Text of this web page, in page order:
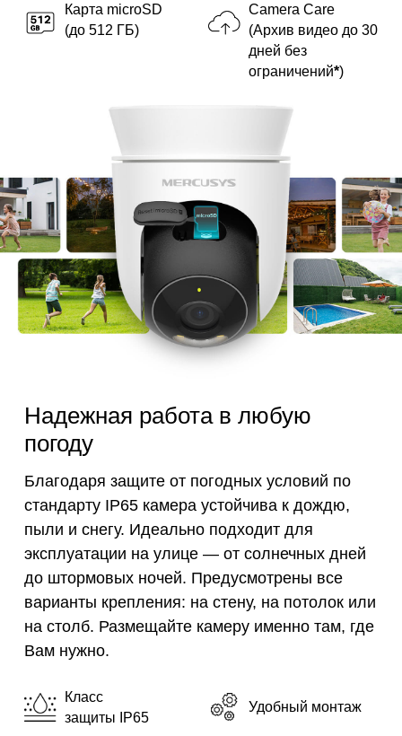
Карта microSD
(до 512 ГБ)
Camera Care
(Архив видео до 30
дней без
ограничений*)
Надежная работа в любую
погоду
Благодаря защите от погодных условий по
стандарту IP65 камера устойчива к дождю,
пыли и снегу. Идеально подходит для
эксплуатации на улице — от солнечных дней
до штормовых ночей. Предусмотрены все
варианты крепления: на стену, на потолок или
на столб. Размещайте камеру именно там, где
Вам нужно.
Класс
защиты IP65
Удобный монтаж